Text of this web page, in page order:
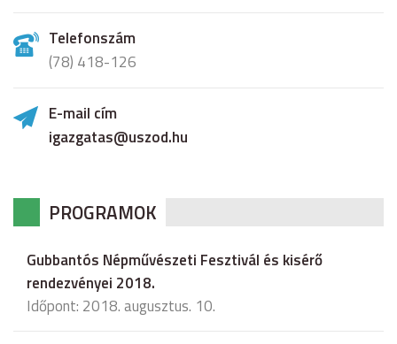
Telefonszám
(78) 418-126
E-mail cím
igazgatas@uszod.hu
PROGRAMOK
Gubbantós Népművészeti Fesztivál és kisérő
rendezvényei 2018.
Időpont: 2018. augusztus. 10.